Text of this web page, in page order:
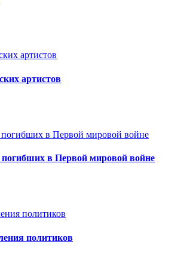
артистов
в Первой мировой войне
политиков